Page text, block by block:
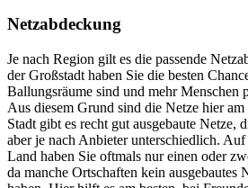
Netzabdeckung
Je nach Region gilt es die passende
der Großstadt haben Sie die besten
Ballungsräume sind und mehr Menschen
Aus diesem Grund sind die Netze hier am
Stadt gibt es recht gut ausgebaute Netze,
aber je nach Anbieter unterschiedlich.
Land haben Sie oftmals nur einen oder
da manche Ortschaften kein ausgebautes